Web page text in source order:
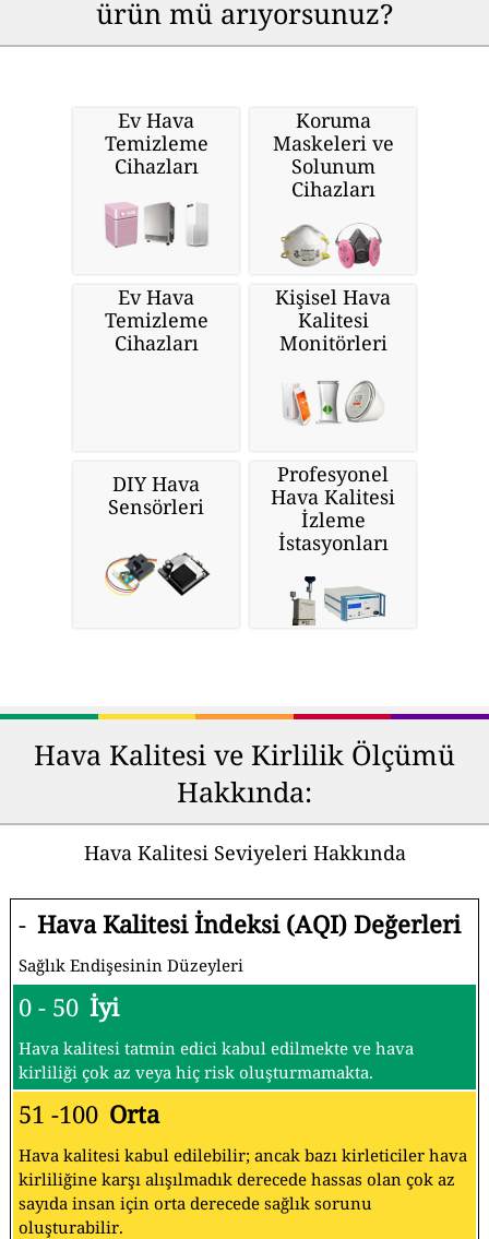
ürün mü arıyorsunuz?
Ev Hava
Temizleme
Cihazları
Koruma
Maskeleri ve
Solunum
Cihazları
Ev Hava
Temizleme
Cihazları
Kişisel Hava
Kalitesi
Monitörleri
DIY Hava
Sensörleri
Profesyonel
Hava Kalitesi
İzleme
İstasyonları
Hava Kalitesi ve Kirlilik Ölçümü
Hakkında:
Hava Kalitesi Seviyeleri Hakkında
- Hava Kalitesi İndeksi (AQI) Değerleri
Sağlık Endişesinin Düzeyleri
0 - 50 İyi
Hava kalitesi tatmin edici kabul edilmekte ve hava
kirliliği çok az veya hiç risk oluşturmamakta.
51 -100 Orta
Hava kalitesi kabul edilebilir; ancak bazı kirleticiler hava
kirliliğine karşı alışılmadık derecede hassas olan çok az
sayıda insan için orta derecede sağlık sorunu
oluşturabilir.